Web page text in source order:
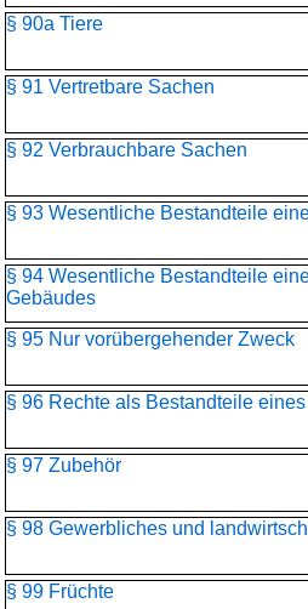
§ 90a Tiere
§ 91 Vertretbare Sachen
§ 92 Verbrauchbare Sachen
§ 93 Wesentliche Bestandteile
§ 94 Wesentliche Bestandteile
Gebäudes
§ 95 Nur vorübergehender Zweck
§ 96 Rechte als Bestandteile
§ 97 Zubehör
§ 98 Gewerbliches und
§ 99 Früchte